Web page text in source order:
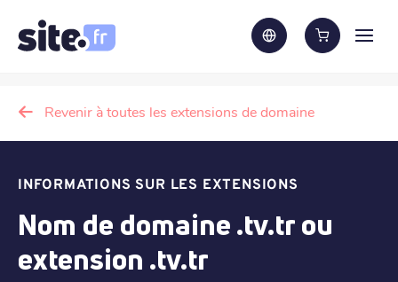
Revenir à toutes les extensions de domaine
INFORMATIONS SUR LES EXTENSIONS
Nom de domaine .tv.tr ou
extension .tv.tr